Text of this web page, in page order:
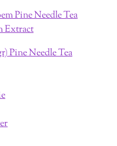
Pine Needle Tea
Extract
Pine Needle Tea